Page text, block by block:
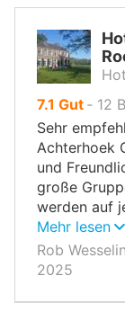
7.1 von
10,
Gut ‐ 12
Sehr
Achterhoek
und
große
werden auf
Mehr lesen
Rob
2025